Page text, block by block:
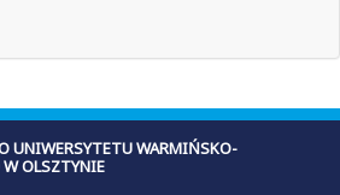
UNIWERSYTETU WARMIŃSKO-
OLSZTYNIE